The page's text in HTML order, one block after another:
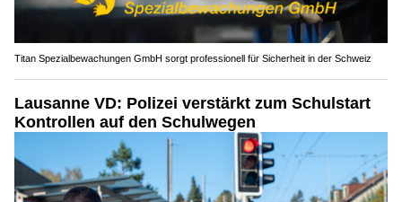
Titan Spezialbewachungen GmbH sorgt professionell für Sicherheit in der Schweiz
Lausanne VD: Polizei verstärkt zum Schulstart
Kontrollen auf den Schulwegen